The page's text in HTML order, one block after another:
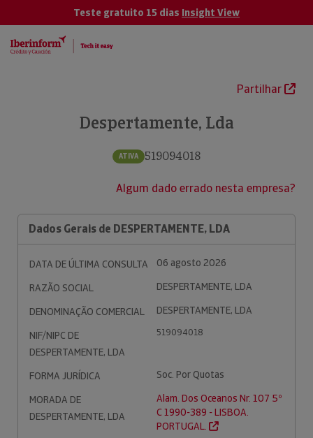
Teste gratuito 15 dias Insight View
Partilhar
Despertamente, Lda
ATIVA 519094018
Algum dado errado nesta empresa?
Dados Gerais de DESPERTAMENTE, LDA
DATA DE ÚLTIMA CONSULTA
06 agosto 2026
RAZÃO SOCIAL
DESPERTAMENTE, LDA
DENOMINAÇÃO COMERCIAL
DESPERTAMENTE, LDA
NIF/NIPC DE
DESPERTAMENTE, LDA
519094018
FORMA JURÍDICA
Soc. Por Quotas
MORADA DE
DESPERTAMENTE, LDA
Alam. Dos Oceanos Nr. 107 5º
C 1990-389 - LISBOA.
PORTUGAL.